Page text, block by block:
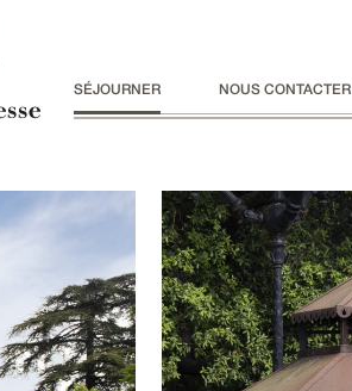
SÉJOURNER NOUS CONTACTER